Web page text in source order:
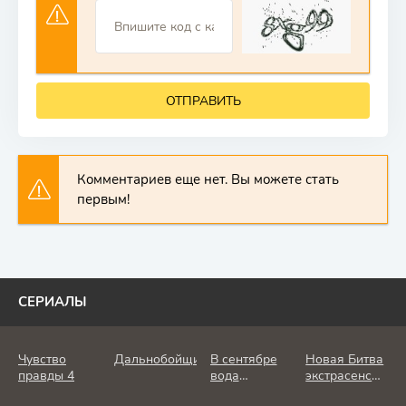
ОТПРАВИТЬ
Комментариев еще нет. Вы можете стать
первым!
СЕРИАЛЫ
Чувство
правды 4
Дальнобойщик
В сентябре
вода
Новая Битва
экстрасенсов